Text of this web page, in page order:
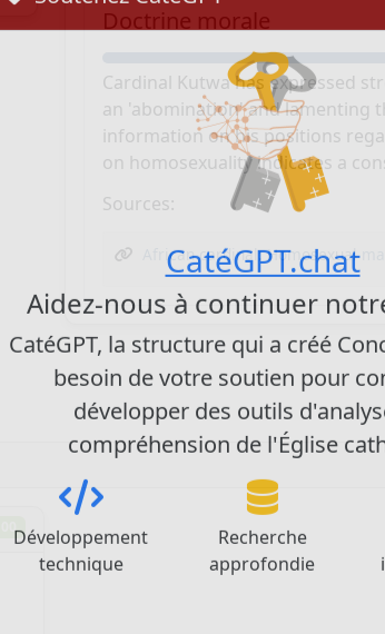
Doctrine morale
Cardinal Kutwa has expressed
an 'abomination' and lamenting
information on his positions
on homosexuality indicates a
Sources:
African cardinal: Homosexual
Soutenez CatéGPT
CatéGPT.chat
Aidez-nous à continuer
CatéGPT, la structure qui a créé
besoin de votre soutien pour
développer des outils
compréhension de l'Église
Développement
Recherche